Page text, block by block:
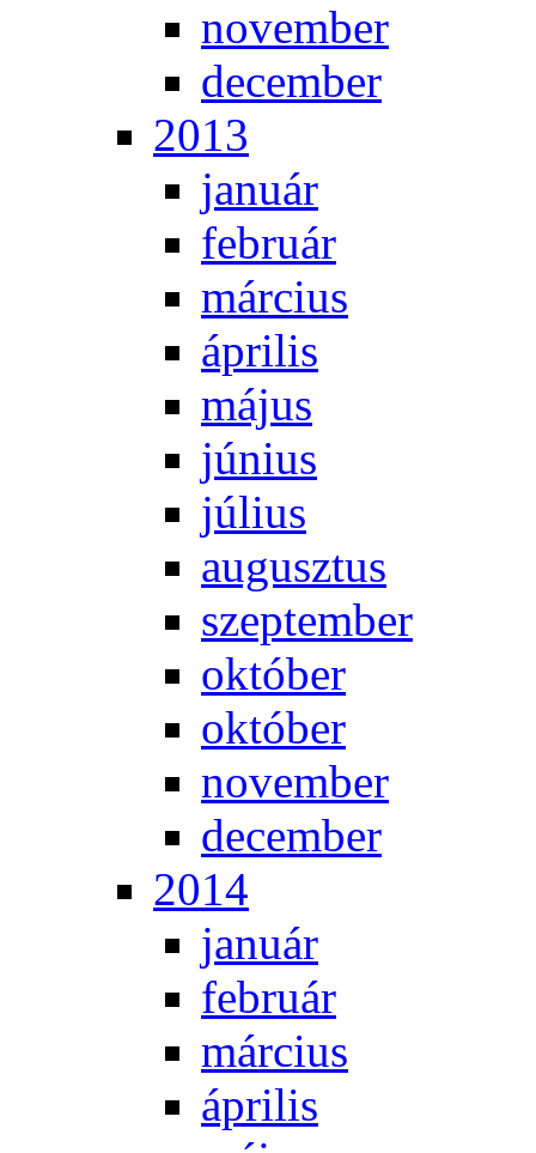
no­vem­ber
de­cem­ber
2013
ja­nu­ár
feb­ru­ár
már­ci­us
áp­ri­lis
má­jus
jú­ni­us
jú­li­us
au­gusz­tus
szep­tem­ber
ok­tó­ber
ok­tó­ber
no­vem­ber
de­cem­ber
2014
ja­nu­ár
feb­ru­ár
már­ci­us
áp­ri­lis